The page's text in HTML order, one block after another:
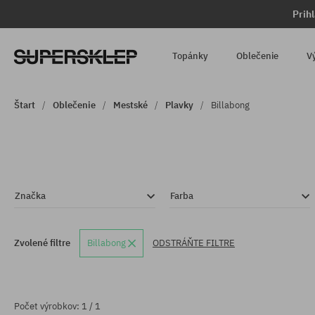
Topánky Oblečenie
Štart Oblečenie Mestské Plavky Billabong
Značka Farba
Zvolené filtre Billabong ODSTRÁŇTE FILTRE
Počet výrobkov: 1 / 1